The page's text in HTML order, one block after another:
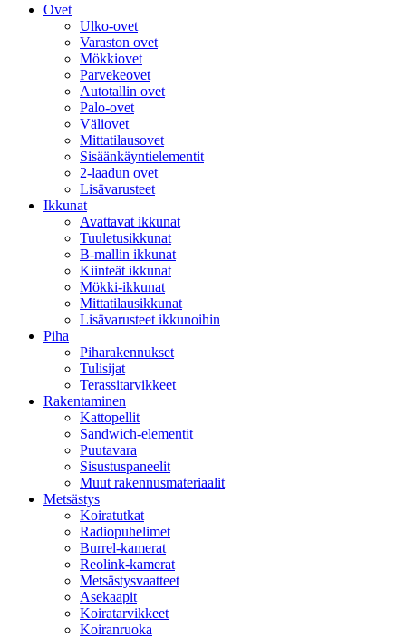
Ovet
Ulko-ovet
Varaston ovet
Mökkiovet
Parvekeovet
Autotallin ovet
Palo-ovet
Väliovet
Mittatilausovet
Sisäänkäyntielementit
2-laadun ovet
Lisävarusteet
Ikkunat
Avattavat ikkunat
Tuuletusikkunat
B-mallin ikkunat
Kiinteät ikkunat
Mökki-ikkunat
Mittatilausikkunat
Lisävarusteet ikkunoihin
Piha
Piharakennukset
Tulisijat
Terassitarvikkeet
Rakentaminen
Kattopellit
Sandwich-elementit
Puutavara
Sisustuspaneelit
Muut rakennusmateriaalit
Metsästys
Koiratutkat
Radiopuhelimet
Burrel-kamerat
Reolink-kamerat
Metsästysvaatteet
Asekaapit
Koiratarvikkeet
Koiranruoka